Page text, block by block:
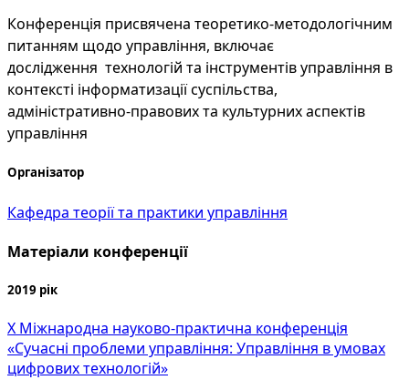
Конференція присвячена теоретико-методологічним
питанням щодо управління, включає
дослідження технологій та інструментів управління в
контексті інформатизації суспільства,
адміністративно-правових та культурних аспектів
управління
Організатор
Кафедра теорії та практики управління
Матеріали конференції
2019 рік
Х Міжнародна науково-практична конференція
«Сучасні проблеми управління: Управління в умовах
цифрових технологій»